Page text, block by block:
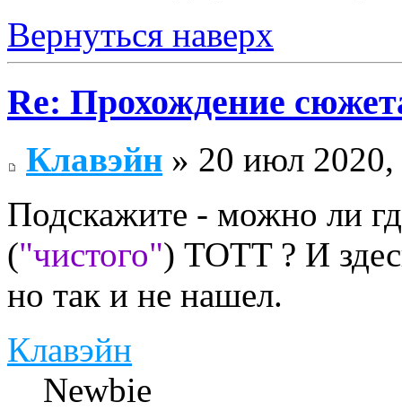
Вернуться наверх
Re: Прохождение
Клавэйн » 20 июл 2020,
Подскажите - можно ли
("чистого") TOTT ? И
но так и не нашел.
Клавэйн
Newbie